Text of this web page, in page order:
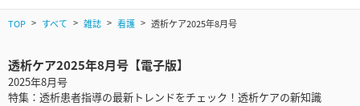
TOP すべて 雑誌 看護 透析ケア2025年8月号
透析ケア2025年8月号【電子版】
2025年8月号
特集：透析患者指導の最新トレンドをチェック！透析ケアの新知識